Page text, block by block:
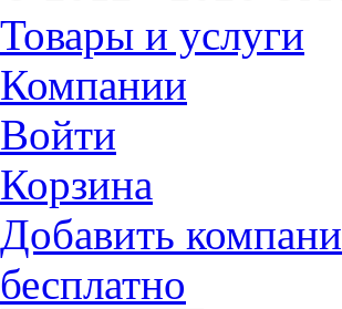
Товары и услуги
Компании
Войти
Корзина
Добавить
бесплатно